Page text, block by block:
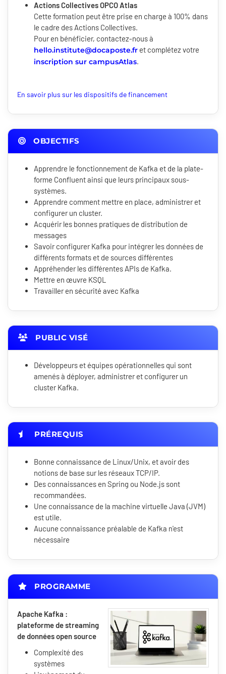
Actions Collectives OPCO Atlas
Cette formation peut être prise en charge à 100% dans
le cadre des Actions Collectives.
Pour en bénéficier, contactez-nous à
hello.institute@docaposte.fr et complétez votre
inscription sur campusAtlas.
En savoir plus sur les dispositifs de financement
OBJECTIFS
Apprendre le fonctionnement de Kafka et de la plate-
forme Confluent ainsi que leurs principaux sous-
systèmes.
Apprendre comment mettre en place, administrer et
configurer un cluster.
Acquérir les bonnes pratiques de distribution de
messages
Savoir configurer Kafka pour intégrer les données de
différents formats et de sources différentes
Appréhender les différentes APIs de Kafka.
Mettre en œuvre KSQL
Travailler en sécurité avec Kafka
PUBLIC VISÉ
Développeurs et équipes opérationnelles qui sont
amenés à déployer, administrer et configurer un
cluster Kafka.
PRÉREQUIS
Bonne connaissance de Linux/Unix, et avoir des
notions de base sur les réseaux TCP/IP.
Des connaissances en Spring ou Node.js sont
recommandées.
Une connaissance de la machine virtuelle Java (JVM)
est utile.
Aucune connaissance préalable de Kafka n'est
nécessaire
PROGRAMME
Apache Kafka :
plateforme de streaming
de données open source
Complexité des
systèmes